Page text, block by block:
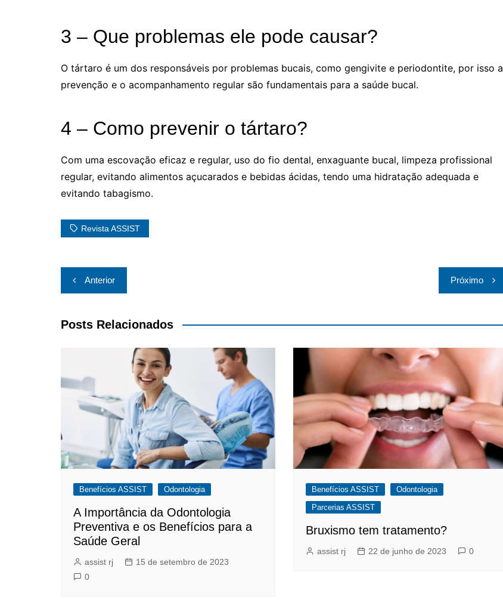
3 – Que problemas ele pode causar?
O tártaro é um dos responsáveis por problemas bucais, como gengivite e periodontite, por isso a
prevenção e o acompanhamento regular são fundamentais para a saúde bucal.
4 – Como prevenir o tártaro?
Com uma escovação eficaz e regular, uso do fio dental, enxaguante bucal, limpeza profissional
regular, evitando alimentos açucarados e bebidas ácidas, tendo uma hidratação adequada e
evitando tabagismo.
Revista ASSIST
Navegação
de
Post
Anterior Próximo
Posts Relacionados
Benefícios ASSIST Odontologia
A Importância da Odontologia
Preventiva e os Benefícios para a
Saúde Geral
assist rj
15 de setembro de 2023
0
Benefícios ASSIST
Odontologia
Parcerias ASSIST
Bruxismo tem tratamento?
assist rj 22 de junho de 2023 0